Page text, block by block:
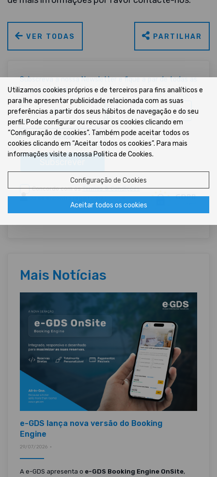
VER TODAS PARTILHAR
Subscreva a nossa Newsletter e fique a par de todas as
nossas novidades...
Concordo com os Termos & Condições
Já se encontra registado?Login»
Mais Notícias
e-GDS lança nova versão do Booking
Engine
29/07/2026 •
A e-GDS apresenta o e-GDS Booking Engine OnSite,
Utilizamos cookies próprios e de terceiros para fins analíticos e
para lhe apresentar publicidade relacionada com as suas
preferências a partir dos seus hábitos de navegação e do seu
perfil. Pode configurar ou recusar os cookies clicando em
“Configuração de cookies”. Também pode aceitar todos os
cookies clicando em “Aceitar todos os cookies”. Para mais
informações visite a nossa Politica de Cookies.
Configuração de Cookies
Aceitar todos os cookies